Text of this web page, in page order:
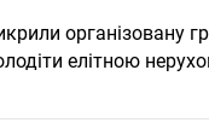
організовану
елітною